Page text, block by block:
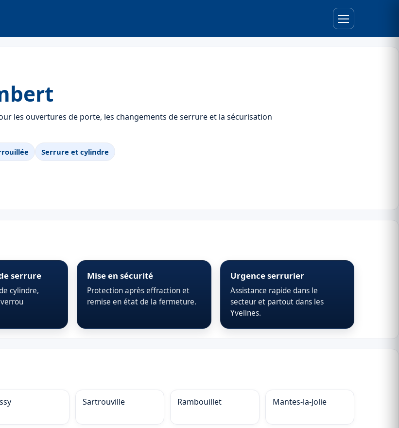
les ouvertures de porte, les changements de serrure et la sécurisation
Serrure et cylindre
serrure
cylindre,
Mise en sécurité
Protection après effraction et
remise en état de la fermeture.
Urgence serrurier
Assistance rapide dans le
secteur et partout dans les
Yvelines.
Sartrouville Rambouillet Mantes-la-Jolie